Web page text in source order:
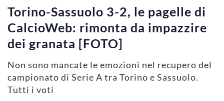
Torino-Sassuolo 3-2, le pagelle di
CalcioWeb: rimonta da impazzire
dei granata [FOTO]
Non sono mancate le emozioni nel recupero del
campionato di Serie A tra Torino e Sassuolo.
Tutti i voti